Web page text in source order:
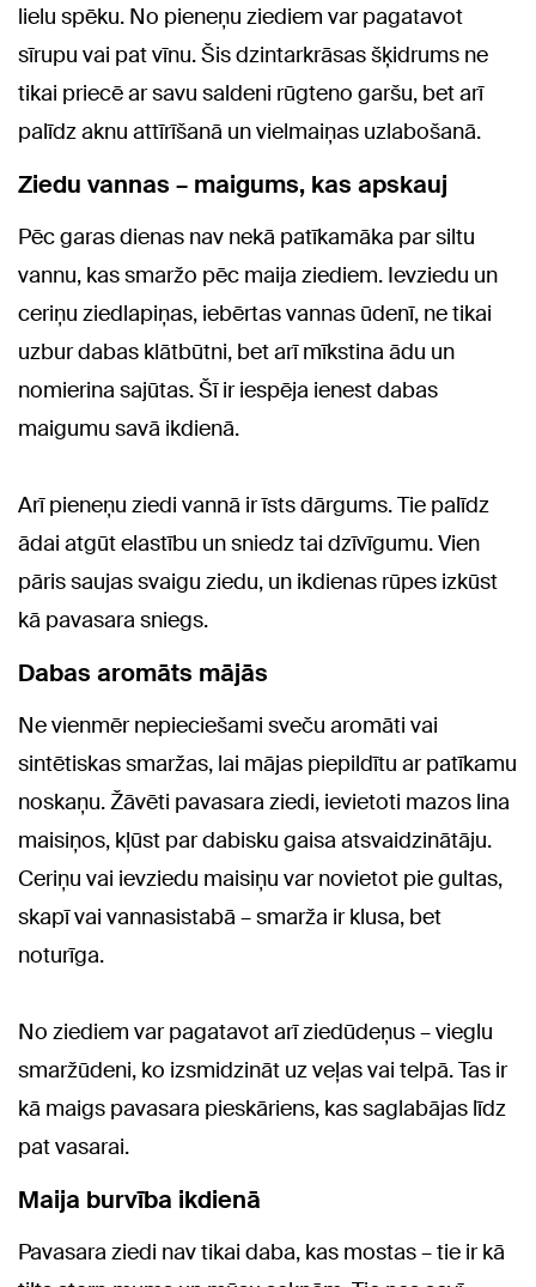
lielu spēku. No pieneņu ziediem var pagatavot
sīrupu vai pat vīnu. Šis dzintarkrāsas šķidrums ne
tikai priecē ar savu saldeni rūgteno garšu, bet arī
palīdz aknu attīrīšanā un vielmaiņas uzlabošanā.
Ziedu vannas – maigums, kas apskauj
Pēc garas dienas nav nekā patīkamāka par siltu
vannu, kas smaržo pēc maija ziediem. Ievziedu un
ceriņu ziedlapiņas, iebērtas vannas ūdenī, ne tikai
uzbur dabas klātbūtni, bet arī mīkstina ādu un
nomierina sajūtas. Šī ir iespēja ienest dabas
maigumu savā ikdienā.
Arī pieneņu ziedi vannā ir īsts dārgums. Tie palīdz
ādai atgūt elastību un sniedz tai dzīvīgumu. Vien
pāris saujas svaigu ziedu, un ikdienas rūpes izkūst
kā pavasara sniegs.
Dabas aromāts mājās
Ne vienmēr nepieciešami sveču aromāti vai
sintētiskas smaržas, lai mājas piepildītu ar patīkamu
noskaņu. Žāvēti pavasara ziedi, ievietoti mazos lina
maisiņos, kļūst par dabisku gaisa atsvaidzinātāju.
Ceriņu vai ievziedu maisiņu var novietot pie gultas,
skapī vai vannasistabā – smarža ir klusa, bet
noturīga.
No ziediem var pagatavot arī ziedūdeņus – vieglu
smaržūdeni, ko izsmidzināt uz veļas vai telpā. Tas ir
kā maigs pavasara pieskāriens, kas saglabājas līdz
pat vasarai.
Maija burvība ikdienā
Pavasara ziedi nav tikai daba, kas mostas – tie ir kā